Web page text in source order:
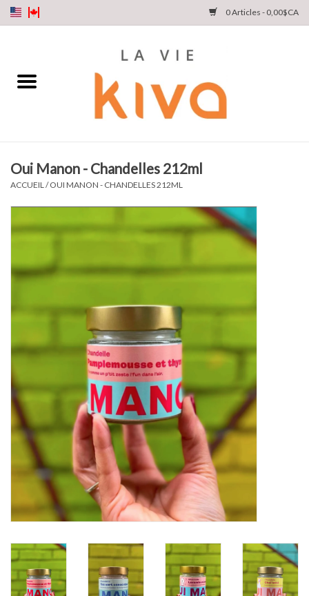
0 Articles - 0,00$CA
MAGASINEZ
NOTRE HISTOIRE
INSTA LIVE
Oui Manon - Chandelles 212ml
ACCUEIL /OUI MANON - CHANDELLES 212ML